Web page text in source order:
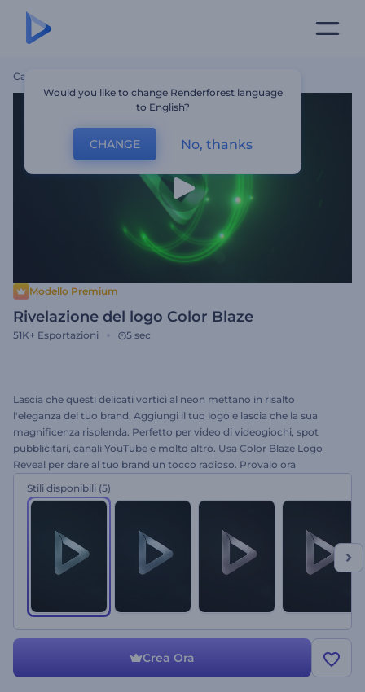
Casa
Modello Premium
Rivelazione del logo Color Blaze
51K+ Esportazioni 5 sec
Lascia che questi delicati vortici al neon mettano in risalto
l'eleganza del tuo brand. Aggiungi il tuo logo e lascia che la sua
magnificenza risplenda. Perfetto per video di videogiochi, spot
pubblicitari, canali YouTube e molto altro. Usa Color Blaze Logo
Reveal per dare al tuo brand un tocco radioso. Provalo ora
Stili disponibili (5)
Crea Ora
Would you like to change Renderforest language
to English?
CHANGE No, thanks